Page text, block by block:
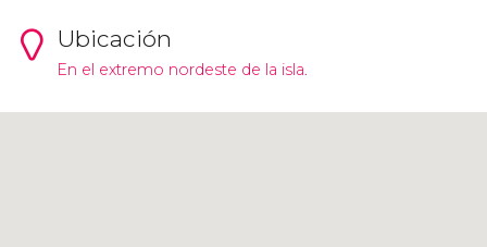
Ubicación
En el extremo nordeste de la isla.